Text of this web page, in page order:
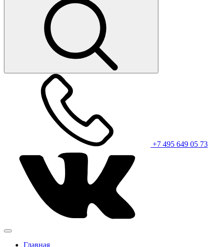
+7 495 649 05 73
Главная